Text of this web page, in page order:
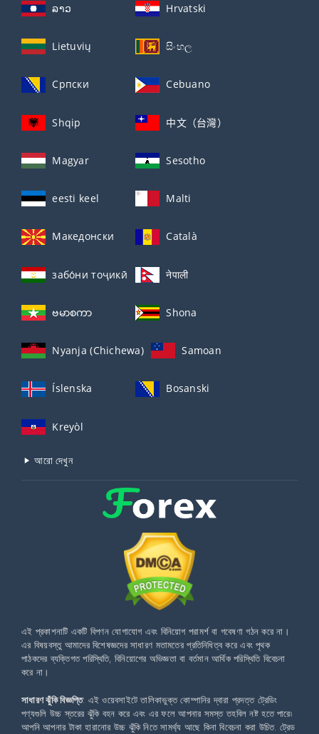
ລາວ Hrvatski
Lietuvių සිංහල
Српски Cebuano
Shqip 中文（台灣）
Magyar Sesotho
eesti keel Malti
Македонски Català
забо́ни тоҷикӣ́ नेपाली
ဗမာစကာ Shona
Nyanja (Chichewa) Samoan
Íslenska Bosanski
Kreyòl
আরো দেখুন
এই প্রকাশনাটি একটি বিপণন যোগাযোগ এবং বিনিয়োগ পরামর্শ বা গবেষণা গঠন করে না।
এর বিষয়বস্তু আমাদের বিশেষজ্ঞদের সাধারণ মতামতের প্রতিনিধিত্ব করে এবং পৃথক
পাঠকদের ব্যক্তিগত পরিস্থিতি, বিনিয়োগের অভিজ্ঞতা বা বর্তমান আর্থিক পরিস্থিতি বিবেচনা
করে না।
সাধারণ ঝুঁকি বিজ্ঞপ্তি: এই ওয়েবসাইটে তালিকাভুক্ত কোম্পানির দ্বারা প্রদত্ত ট্রেডিং
পণ্যগুলি উচ্চ স্তরের ঝুঁকি বহন করে এবং এর ফলে আপনার সমস্ত তহবিল নষ্ট হতে পারে৷
আপনি আপনার টাকা হারানোর উচ্চ ঝুঁকি নিতে সামর্থ্য আছে কিনা বিবেচনা করা উচিত. ট্রেড